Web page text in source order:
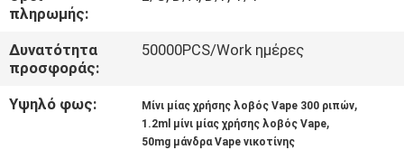
ΑΠΌΣΠΑΣΜΑ
SITEMAP
πληρωμής:
Δυνατότητα
προσφοράς:
50000PCS/Work ημέρες
Υψηλό φως: Μίνι μίας χρήσης λοβός Vape 300 ριπών,
1.2ml μίνι μίας χρήσης λοβός Vape,
50mg μάνδρα Vape νικοτίνης